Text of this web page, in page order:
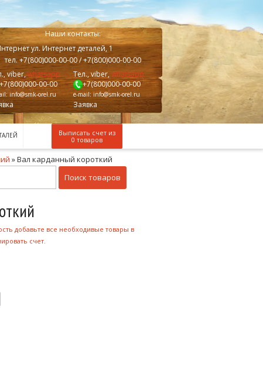
Наши контакты:
ул. Интернет деталей, 1
тел.+7(800)000-00-00/ +7(800)000-00-00
viber,whatsapp
00-00
info@smk-orel.ru
Тел., viber,whatsapp
+7(800)000-00-00
e-mail:info@smk-orel.ru
Заявка
Выписать счет из
0 товаров
»Вал карданный короткий
добавьте все необходивые товары в
счет.